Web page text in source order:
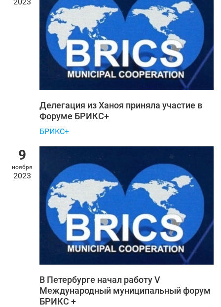
Делегация из Ханоя приняла участие в
Форуме БРИКС+
БРИКС+
9
ноября
2023
В Петербурге начал работу V
Международный муниципальный форум
БРИКС +